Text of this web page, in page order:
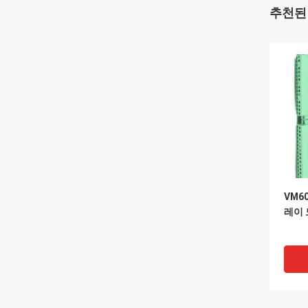
추천
레이